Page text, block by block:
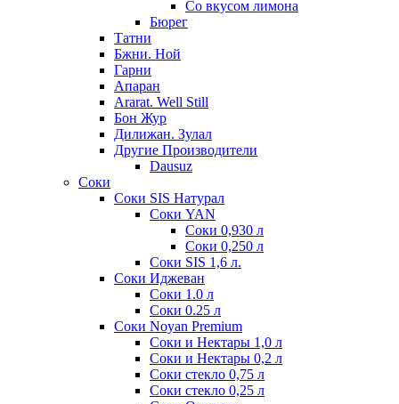
Со вкусом лимона
Бюрег
Татни
Бжни. Ной
Гарни
Апаран
Ararat. Well Still
Бон Жур
Дилижан. Зулал
Другие Производители
Dausuz
Соки
Соки SIS Натурал
Соки YAN
Соки 0,930 л
Соки 0,250 л
Соки SIS 1,6 л.
Соки Иджеван
Соки 1.0 л
Соки 0.25 л
Соки Noyan Premium
Соки и Нектары 1,0 л
Соки и Нектары 0,2 л
Соки стекло 0,75 л
Соки стекло 0,25 л